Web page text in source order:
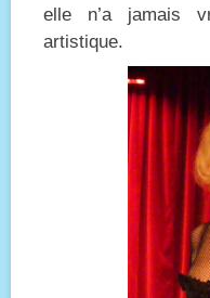
elle n’a jamais
artistique.